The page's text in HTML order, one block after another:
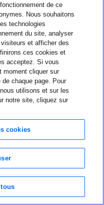
une éventuelle
ou un vol
la sécurité des
ou appliquer
ou autres
nos propres droits
biens ou la
ou d’autres
personnelles
de ce
Nous souhaitons
technologies
du site, analyser
et afficher des
ces cookies et
acceptez. Si vous
moment cliquer sur
de chaque page. Pour
utilisons et sur les
notre site, cliquez sur
cookies